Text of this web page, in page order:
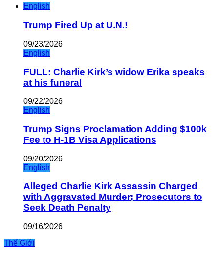
English
Trump Fired Up at U.N.!
09/23/2026
English
FULL: Charlie Kirk’s widow Erika speaks
at his funeral
09/22/2026
English
Trump Signs Proclamation Adding $100k
Fee to H-1B Visa Applications
09/20/2026
English
Alleged Charlie Kirk Assassin Charged
with Aggravated Murder; Prosecutors to
Seek Death Penalty
09/16/2026
Thế Giới